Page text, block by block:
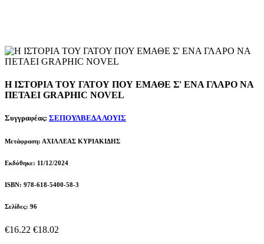
Η ΙΣΤΟΡΙΑ ΤΟΥ ΓΑΤΟΥ ΠΟΥ ΕΜΑΘΕ Σ' ΕΝΑ ΓΛΑΡΟ ΝΑ
ΠΕΤΑΕΙ GRAPHIC NOVEL
Συγγραφέας: ΣΕΠΟΥΛΒΕΔΑ ΛΟΥΙΣ
Μετάφραση: ΑΧΙΛΛΕΑΣ ΚΥΡΙΑΚΙΔΗΣ
Εκδόθηκε: 11/12/2024
ISBN: 978-618-5400-58-3
Σελίδες: 96
€16.22 €18.02